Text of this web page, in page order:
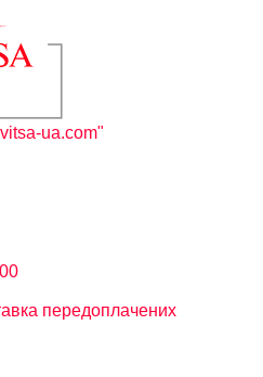
ua.com"
передоплачених